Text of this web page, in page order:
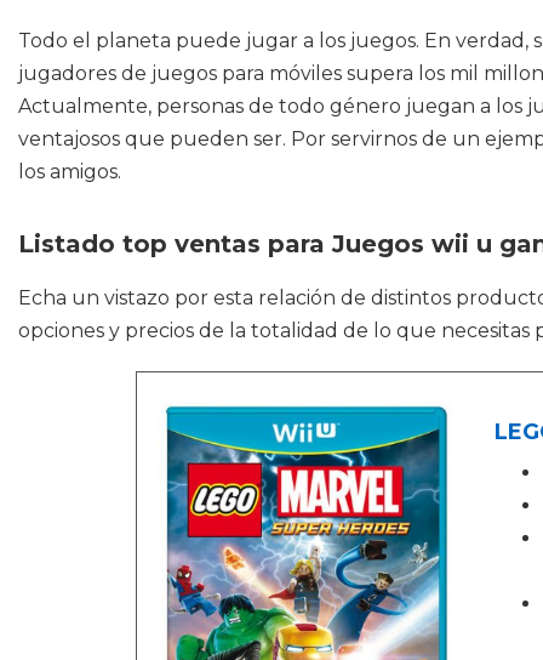
Todo el planeta puede jugar a los juegos. En
jugadores de juegos para móviles supera los mil
Actualmente, personas de todo género juegan a los
ventajosos que pueden ser. Por servirnos de un
los amigos.
Listado top ventas para Juegos wii u
Echa un vistazo por esta relación de distintos
opciones y precios de la totalidad de lo que